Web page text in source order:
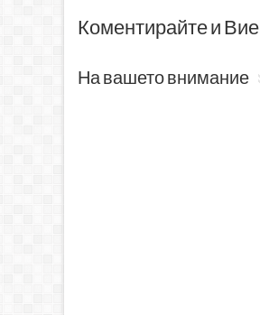
Коментирайте и Вие
На вашето внимание